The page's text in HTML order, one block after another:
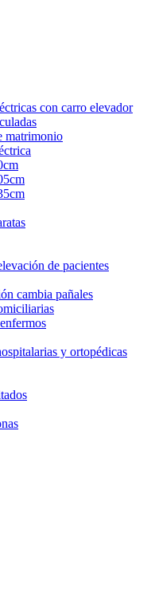
con carro elevador
matrimonio
de pacientes
cambia pañales
y ortopédicas